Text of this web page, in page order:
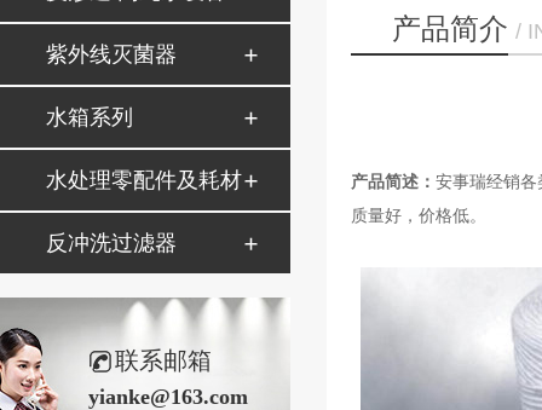
紫外线灭菌器
水箱系列
水处理零配件及耗材
反冲洗过滤器
联系邮箱
yianke@163.com
产品简介 /
产品简述： 安事瑞经销各
质量好，价格低。